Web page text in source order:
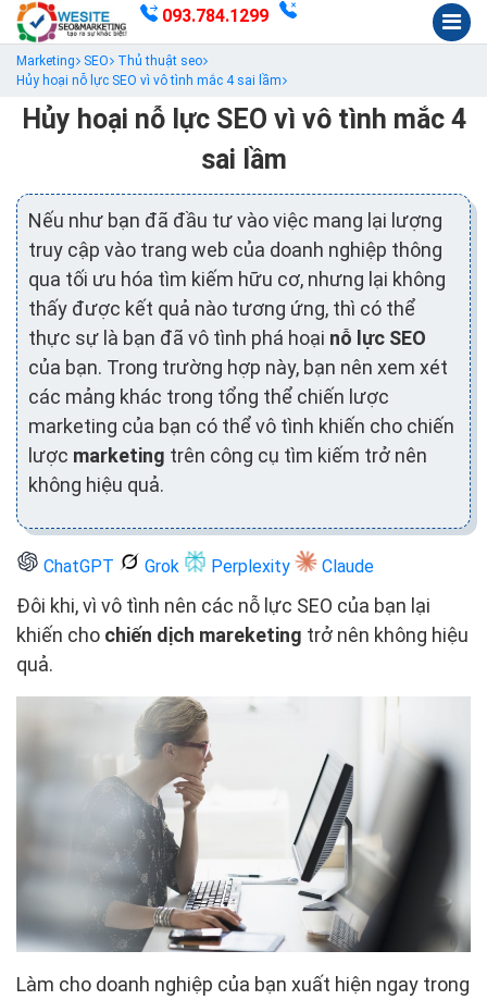
093.784.1299
Marketing SEO
Thủ thuật seo
Hủy hoại nỗ lực SEO vì vô tình mắc 4 sai lầm
Hủy hoại nỗ lực SEO vì vô tình mắc 4
sai lầm
Nếu như bạn đã đầu tư vào việc mang lại lượng
truy cập vào trang web của doanh nghiệp thông
qua tối ưu hóa tìm kiếm hữu cơ, nhưng lại không
thấy được kết quả nào tương ứng, thì có thể
thực sự là bạn đã vô tình phá hoại nỗ lực SEO
của bạn. Trong trường hợp này, bạn nên xem xét
các mảng khác trong tổng thể chiến lược
marketing của bạn có thể vô tình khiến cho chiến
lược marketing trên công cụ tìm kiếm trở nên
không hiệu quả.
ChatGPT Grok Perplexity Claude
Đôi khi, vì vô tình nên các nỗ lực SEO của bạn lại
khiến cho chiến dịch mareketing trở nên không hiệu
quả.
Làm cho doanh nghiệp của bạn xuất hiện ngay trong